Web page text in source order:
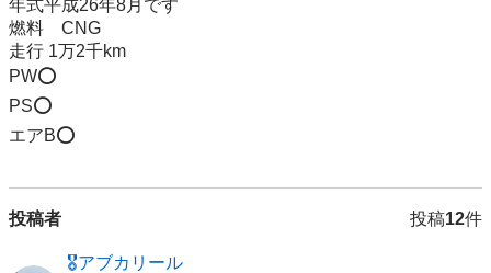
年式平成26年8月です
燃料　CNG
走行 1万2千km
PW⭕️
PS⭕️
エアB⭕️
投稿者 投稿12件
🎖️アブカリール